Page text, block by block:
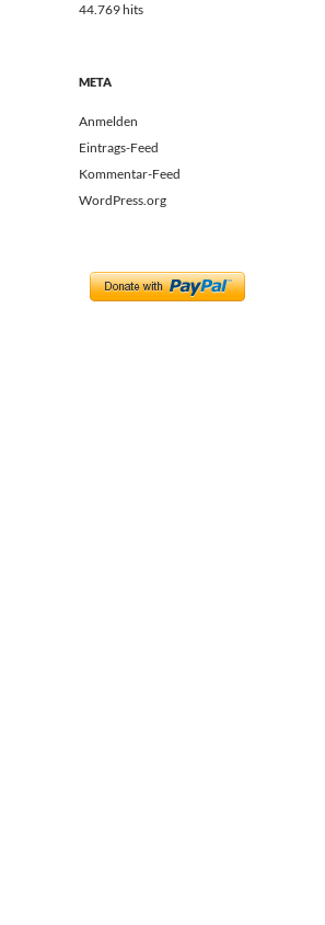
44.769 hits
META
Anmelden
Eintrags-Feed
Kommentar-Feed
WordPress.org